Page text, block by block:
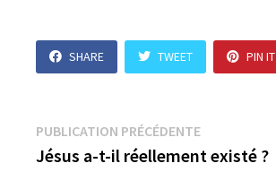
SHARE TWEET PIN IT
Navigation
de
PUBLICATION PRÉCÉDENTEPublication
précédente :
Jésus a-t-il réellement existé ?